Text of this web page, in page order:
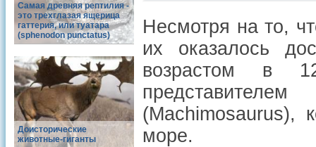
Самая древняя рептилия -
это трехглазая ящерица
гаттерия, или туатара
(sphenodon punctatus)
Доисторические
животные-гиганты
Несмотря на то,
их оказалось
возрастом в
(Machimosaurus),
море.